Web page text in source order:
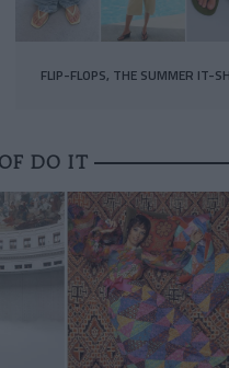
FLIP-FLOPS, THE SUMMER IT-
DO IT